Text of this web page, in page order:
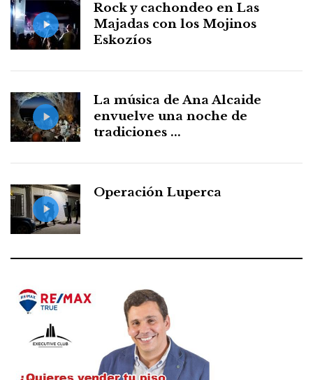
Rock y cachondeo en Las
Majadas con los Mojinos
Eskozíos
La música de Ana Alcaide
envuelve una noche de
tradiciones ...
Operación Luperca